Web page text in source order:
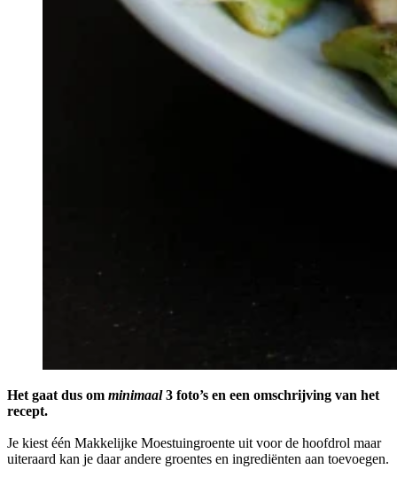
Het gaat dus om minimaal3 foto’s en een omschrijving van het
recept.
Je kiest één Makkelijke Moestuingroente uit voor de hoofdrol maar
uiteraard kan je daar andere groentes en ingrediënten aan toevoegen.